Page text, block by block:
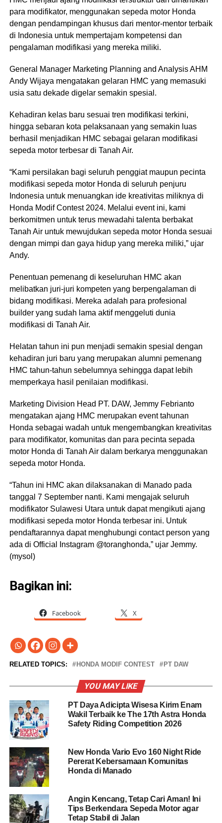
para modifikator, menggunakan sepeda motor Honda
dengan pendampingan khusus dari mentor-mentor terbaik
di Indonesia untuk mempertajam kompetensi dan
pengalaman modifikasi yang mereka miliki.
General Manager Marketing Planning and Analysis AHM
Andy Wijaya mengatakan gelaran HMC yang memasuki
usia satu dekade digelar semakin spesial.
Kehadiran kelas baru sesuai tren modifikasi terkini,
hingga sebaran kota pelaksanaan yang semakin luas
berhasil menjadikan HMC sebagai gelaran modifikasi
sepeda motor terbesar di Tanah Air.
“Kami persilakan bagi seluruh penggiat maupun pecinta
modifikasi sepeda motor Honda di seluruh penjuru
Indonesia untuk menuangkan ide kreativitas miliknya di
Honda Modif Contest 2024. Melalui event ini, kami
berkomitmen untuk terus mewadahi talenta berbakat
Tanah Air untuk mewujdukan sepeda motor Honda sesuai
dengan mimpi dan gaya hidup yang mereka miliki,” ujar
Andy.
Penentuan pemenang di keseluruhan HMC akan
melibatkan juri-juri kompeten yang berpengalaman di
bidang modifikasi. Mereka adalah para profesional
builder yang sudah lama aktif menggeluti dunia
modifikasi di Tanah Air.
Helatan tahun ini pun menjadi semakin spesial dengan
kehadiran juri baru yang merupakan alumni pemenang
HMC tahun-tahun sebelumnya sehingga dapat lebih
memperkaya hasil penilaian modifikasi.
Marketing Division Head PT. DAW, Jemmy Febrianto
mengatakan ajang HMC merupakan event tahunan
Honda sebagai wadah untuk mengembangkan kreativitas
para modifikator, komunitas dan para pecinta sepada
motor Honda di Tanah Air dalam berkarya menggunakan
sepeda motor Honda.
“Tahun ini HMC akan dilaksanakan di Manado pada
tanggal 7 September nanti. Kami mengajak seluruh
modifikator Sulawesi Utara untuk dapat mengikuti ajang
modifikasi sepeda motor Honda terbesar ini. Untuk
pendaftarannya dapat menghubungi contact person yang
ada di Official Instagram @toranghonda,” ujar Jemmy.
(mysol)
Bagikan ini:
Facebook X
RELATED TOPICS: HONDA MODIF CONTEST PT DAW
YOU MAY LIKE
PT Daya Adicipta Wisesa Kirim Enam
Wakil Terbaik ke The 17th Astra Honda
Safety Riding Competition 2026
New Honda Vario Evo 160 Night Ride
Pererat Kebersamaan Komunitas
Honda di Manado
Angin Kencang, Tetap Cari Aman! Ini
Tips Berkendara Sepeda Motor agar
Tetap Stabil di Jalan